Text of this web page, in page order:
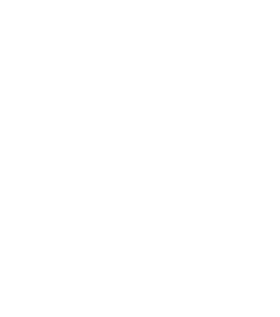
van anar a recuperar
on hi havíem muntat el
elles van poder sopar
productes elaborats
agroalimentaris de la
manera de posar el
Congrés